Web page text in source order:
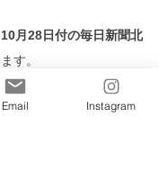
10月28日付の毎日新聞北
す。
Email Instagram